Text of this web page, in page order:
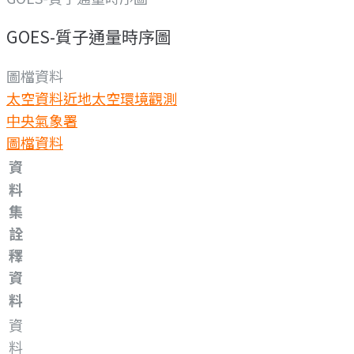
GOES-質子通量時序圖
圖檔資料
太空資料近地太空環境觀測
中央氣象署
圖檔資料
資
料
集
詮
釋
資
料
資
料